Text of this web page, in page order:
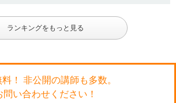
ランキングをもっと見る
！ 非公開の講師も多数。
問い合わせください！